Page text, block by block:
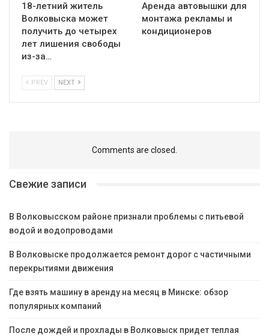
18-летний житель
Волковыска может
получить до четырех
лет лишения свободы
из-за…
Аренда автовышки для
монтажа рекламы и
кондиционеров
PREV NEXT
Comments are closed.
Свежие записи
В Волковысском районе признали проблемы с питьевой
водой и водопроводами
В Волковыске продолжается ремонт дорог с частичными
перекрытиями движения
Где взять машину в аренду на месяц в Минске: обзор
популярных компаний
После дождей и прохлады в Волковыск придет теплая